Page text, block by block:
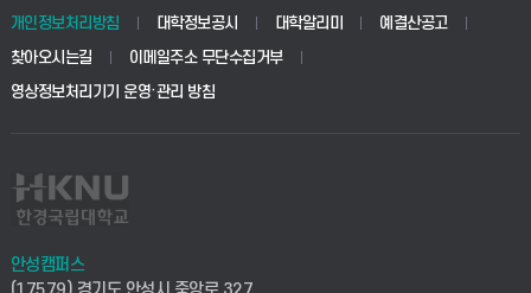
생명공학부
사회안전시스템공학부
교육대학원
학사시스템(전문학사 및 전공심화)
사이버캠퍼스(전문학사 및 전공심화)
시설바로처리서비스
학생생활관(안성)
산학협력단
취업지원센터
개인정보처리방침 대학정보공시 대학알리미
예결산공고
찾아오시는길
이메일주소 무단수집거부
영상정보처리기기 운영·관리 방침
안성캠퍼스